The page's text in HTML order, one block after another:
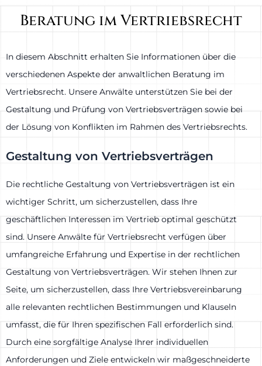
Beratung im Vertriebsrecht
In diesem Abschnitt erhalten Sie Informationen über die
verschiedenen Aspekte der anwaltlichen Beratung im
Vertriebsrecht. Unsere Anwälte unterstützen Sie bei der
Gestaltung und Prüfung von Vertriebsverträgen sowie bei
der Lösung von Konflikten im Rahmen des Vertriebsrechts.
Gestaltung von Vertriebsverträgen
Die rechtliche Gestaltung von Vertriebsverträgen ist ein
wichtiger Schritt, um sicherzustellen, dass Ihre
geschäftlichen Interessen im Vertrieb optimal geschützt
sind. Unsere Anwälte für Vertriebsrecht verfügen über
umfangreiche Erfahrung und Expertise in der rechtlichen
Gestaltung von Vertriebsverträgen. Wir stehen Ihnen zur
Seite, um sicherzustellen, dass Ihre Vertriebsvereinbarung
alle relevanten rechtlichen Bestimmungen und Klauseln
umfasst, die für Ihren spezifischen Fall erforderlich sind.
Durch eine sorgfältige Analyse Ihrer individuellen
Anforderungen und Ziele entwickeln wir maßgeschneiderte